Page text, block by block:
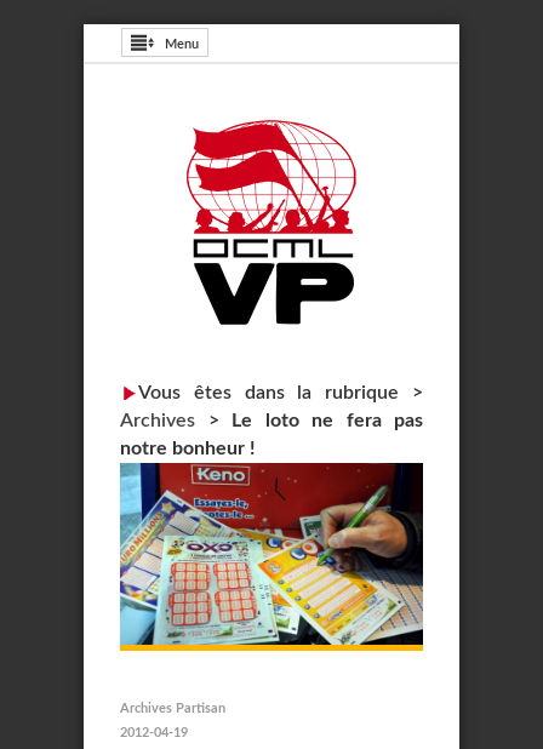
Menu
Vous êtes dans la rubrique >
Archives >
Le loto ne fera pas
notre bonheur !
Archives Partisan
2012-04-19